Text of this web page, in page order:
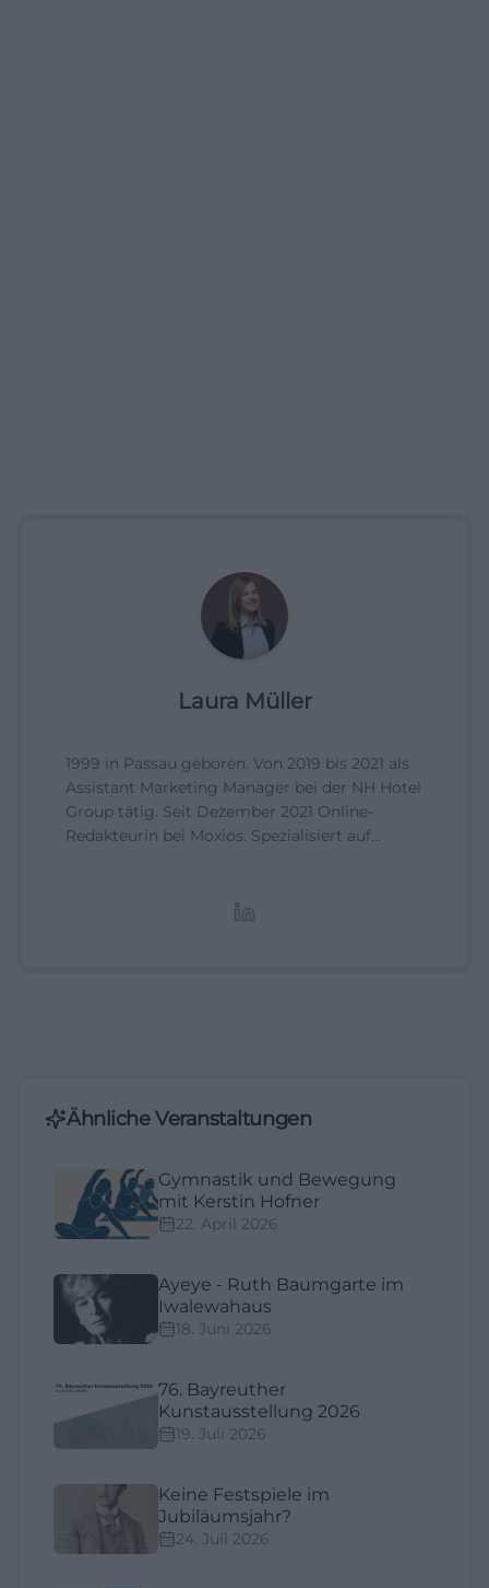
Laura Müller
1999 in Passau geboren. Von 2019 bis 2021 als
Assistant Marketing Manager bei der NH Hotel
Group tätig. Seit Dezember 2021 Online-
Redakteurin bei Moxios. Spezialisiert auf
Ähnliche Veranstaltungen
Gymnastik und Bewegung
mit Kerstin Hofner
22. April 2026
Ayeye - Ruth Baumgarte im
Iwalewahaus
18. Juni 2026
76. Bayreuther
Kunstausstellung 2026
19. Juli 2026
Keine Festspiele im
Jubiläumsjahr?
24. Juli 2026